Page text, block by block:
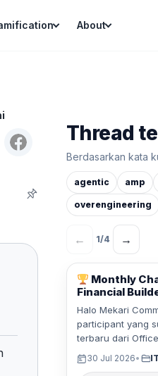
About
Thread
Berdasarkan kata
agentic amp
overengineering
← 1/4 →
Monthly
Financial
Halo Mekari
participant yang
terbaru dari
30 Jul 2026•